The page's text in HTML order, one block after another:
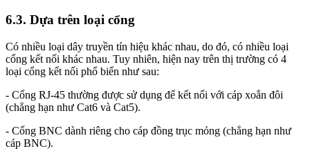
6.3. Dựa trên loại cổng
Có nhiều loại dây truyền tín hiệu khác nhau, do đó, có nhiều loại
cổng kết nối khác nhau. Tuy nhiên, hiện nay trên thị trường có 4
loại cổng kết nối phổ biến như sau:
- Cổng RJ-45 thường được sử dụng để kết nối với cáp xoắn đôi
(chẳng hạn như Cat6 và Cat5).
- Cổng BNC dành riêng cho cáp đồng trục mỏng (chẳng hạn như
cáp BNC).